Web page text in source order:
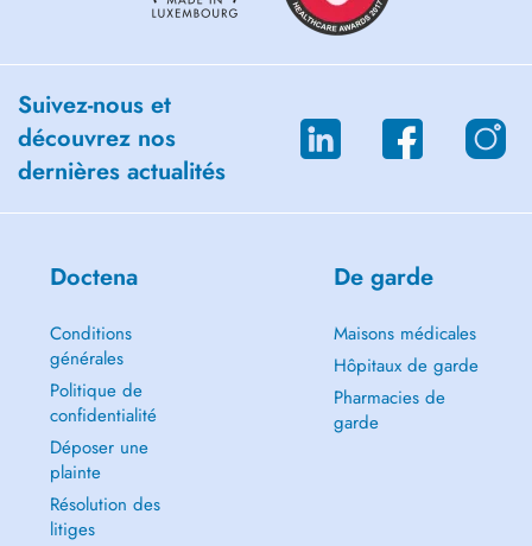
Suivez-nous et
découvrez nos
dernières actualités
Doctena
Conditions
générales
Politique de
confidentialité
Déposer une
plainte
Résolution des
litiges
De garde
Maisons médicales
Hôpitaux de garde
Pharmacies de
garde